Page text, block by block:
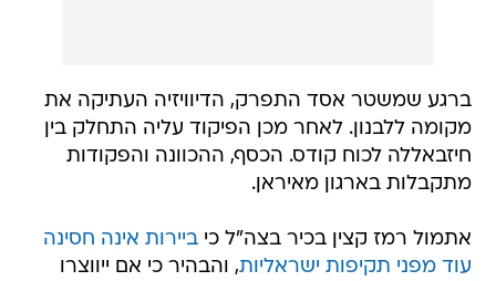
ברגע שמשטר אסד התפרק, הדיוויזיה העתיקה את
מקומה ללבנון. לאחר מכן הפיקוד עליה התחלק בין
חיזבאללה לכוח קודס. הכסף, ההכוונה והפקודות
מתקבלות בארגון מאיראן.
אתמול רמז קצין בכיר בצה"ל כיביירות אינה חסינה
עוד מפני תקיפות ישראליות, והבהיר כי אם ייווצרו